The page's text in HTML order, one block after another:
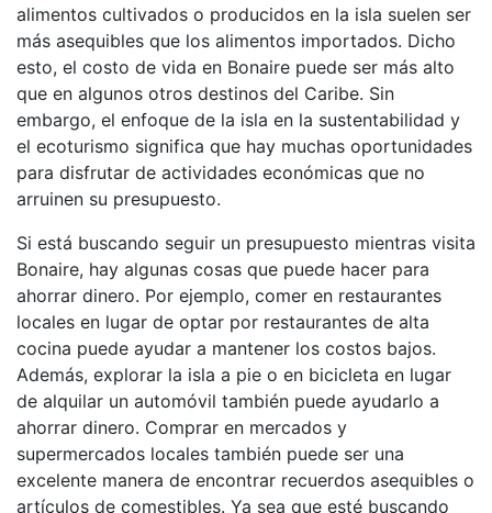
alimentos cultivados o producidos en la isla suelen ser
más asequibles que los alimentos importados. Dicho
esto, el costo de vida en Bonaire puede ser más alto
que en algunos otros destinos del Caribe. Sin
embargo, el enfoque de la isla en la sustentabilidad y
el ecoturismo significa que hay muchas oportunidades
para disfrutar de actividades económicas que no
arruinen su presupuesto.
Si está buscando seguir un presupuesto mientras visita
Bonaire, hay algunas cosas que puede hacer para
ahorrar dinero. Por ejemplo, comer en restaurantes
locales en lugar de optar por restaurantes de alta
cocina puede ayudar a mantener los costos bajos.
Además, explorar la isla a pie o en bicicleta en lugar
de alquilar un automóvil también puede ayudarlo a
ahorrar dinero. Comprar en mercados y
supermercados locales también puede ser una
excelente manera de encontrar recuerdos asequibles o
artículos de comestibles. Ya sea que esté buscando